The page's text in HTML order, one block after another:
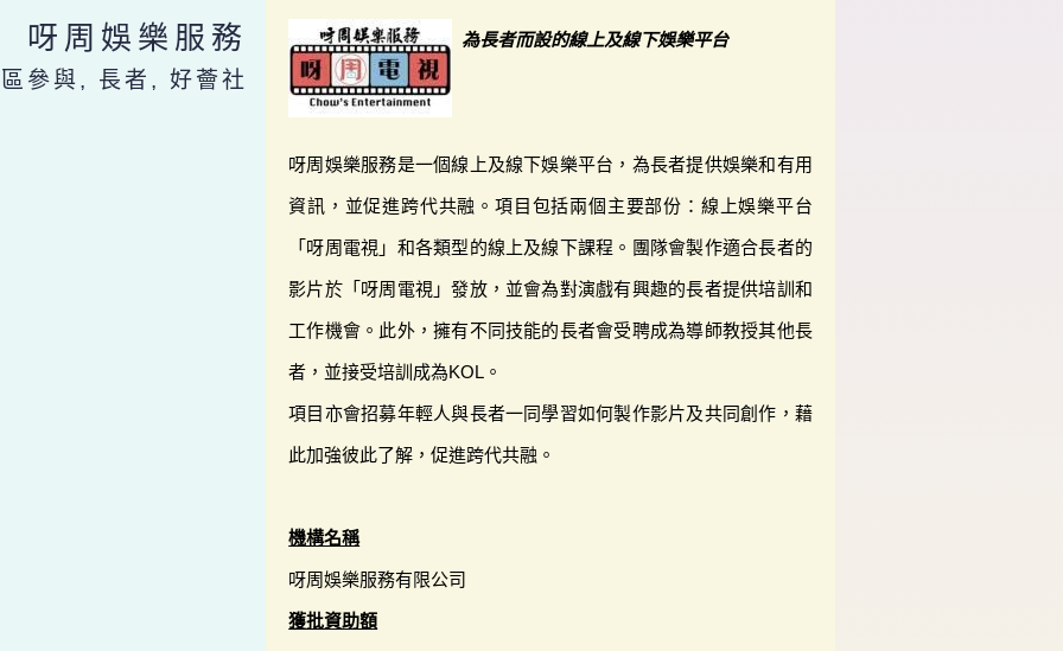
呀周娛樂服務
參與, 長者, 好薈社
為長者而設的線上及線下娛樂平台
呀周娛樂服務是一個線上及線下娛樂平台，為長者提供娛樂和有用
資訊，並促進跨代共融。項目包括兩個主要部份：線上娛樂平台
「呀周電視」和各類型的線上及線下課程。團隊會製作適合長者的
影片於「呀周電視」發放，並會為對演戲有興趣的長者提供培訓和
工作機會。此外，擁有不同技能的長者會受聘成為導師教授其他長
者，並接受培訓成為KOL。
項目亦會招募年輕人與長者一同學習如何製作影片及共同創作，藉
此加強彼此了解，促進跨代共融。
機構名稱
呀周娛樂服務有限公司
獲批資助額